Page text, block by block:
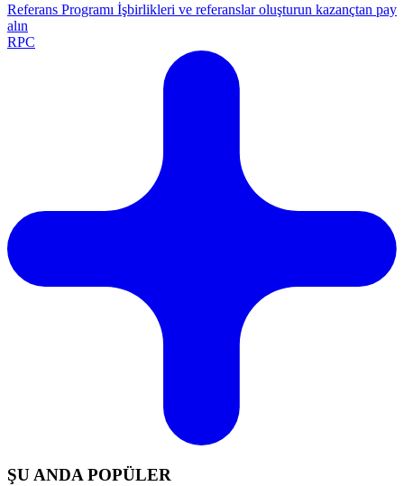
Referans Programı İşbirlikleri ve referanslar oluşturun kazançtan pay
alın
RPC
ŞU ANDA POPÜLER